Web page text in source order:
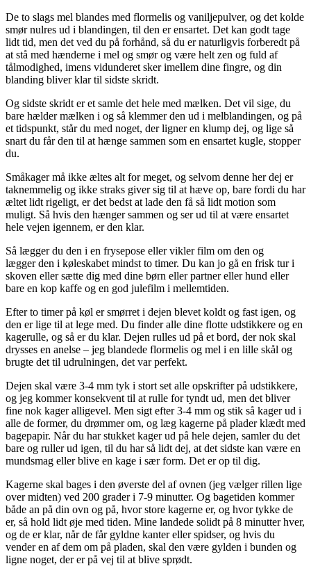
De to slags mel blandes med flormelis og vaniljepulver, og det kolde
smør nulres ud i blandingen, til den er ensartet. Det kan godt tage
lidt tid, men det ved du på forhånd, så du er naturligvis forberedt på
at stå med hænderne i mel og smør og være helt zen og fuld af
tålmodighed, imens vidunderet sker imellem dine fingre, og din
blanding bliver klar til sidste skridt.
Og sidste skridt er et samle det hele med mælken. Det vil sige, du
bare hælder mælken i og så klemmer den ud i melblandingen, og på
et tidspunkt, står du med noget, der ligner en klump dej, og lige så
snart du får den til at hænge sammen som en ensartet kugle, stopper
du.
Småkager må ikke æltes alt for meget, og selvom denne her dej er
taknemmelig og ikke straks giver sig til at hæve op, bare fordi du har
æltet lidt rigeligt, er det bedst at lade den få så lidt motion som
muligt. Så hvis den hænger sammen og ser ud til at være ensartet
hele vejen igennem, er den klar.
Så lægger du den i en frysepose eller vikler film om den og
lægger den i køleskabet mindst to timer. Du kan jo gå en frisk tur i
skoven eller sætte dig med dine børn eller partner eller hund eller
bare en kop kaffe og en god julefilm i mellemtiden.
Efter to timer på køl er smørret i dejen blevet koldt og fast igen, og
den er lige til at lege med. Du finder alle dine flotte udstikkere og en
kagerulle, og så er du klar. Dejen rulles ud på et bord, der nok skal
drysses en anelse – jeg blandede flormelis og mel i en lille skål og
brugte det til udrulningen, det var perfekt.
Dejen skal være 3-4 mm tyk i stort set alle opskrifter på udstikkere,
og jeg kommer konsekvent til at rulle for tyndt ud, men det bliver
fine nok kager alligevel. Men sigt efter 3-4 mm og stik så kager ud i
alle de former, du drømmer om, og læg kagerne på plader klædt med
bagepapir. Når du har stukket kager ud på hele dejen, samler du det
bare og ruller ud igen, til du har så lidt dej, at det sidste kan være en
mundsmag eller blive en kage i sær form. Det er op til dig.
Kagerne skal bages i den øverste del af ovnen (jeg vælger rillen lige
over midten) ved 200 grader i 7-9 minutter. Og bagetiden kommer
både an på din ovn og på, hvor store kagerne er, og hvor tykke de
er, så hold lidt øje med tiden. Mine landede solidt på 8 minutter hver,
og de er klar, når de får gyldne kanter eller spidser, og hvis du
vender en af dem om på pladen, skal den være gylden i bunden og
ligne noget, der er på vej til at blive sprødt.